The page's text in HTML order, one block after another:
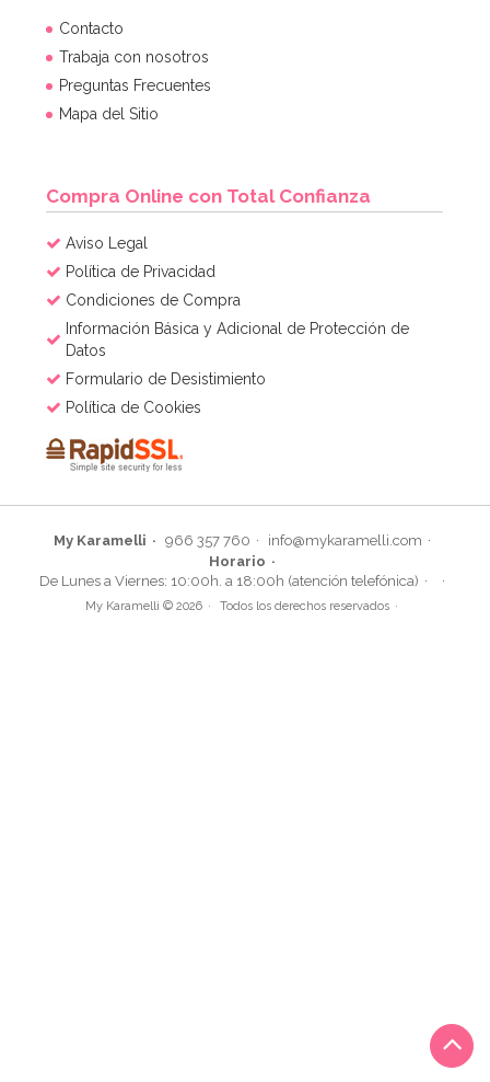
Contacto
Trabaja con nosotros
Preguntas Frecuentes
Mapa del Sitio
Compra Online con Total Confianza
Aviso Legal
Política de Privacidad
Condiciones de Compra
Información Básica y Adicional de Protección de
Datos
Formulario de Desistimiento
Política de Cookies
My Karamelli 966 357 760
info@mykaramelli.com
Horario
De Lunes a Viernes: 10:00h. a 18:00h (atención telefónica)
My Karamelli © 2026 Todos los derechos reservados